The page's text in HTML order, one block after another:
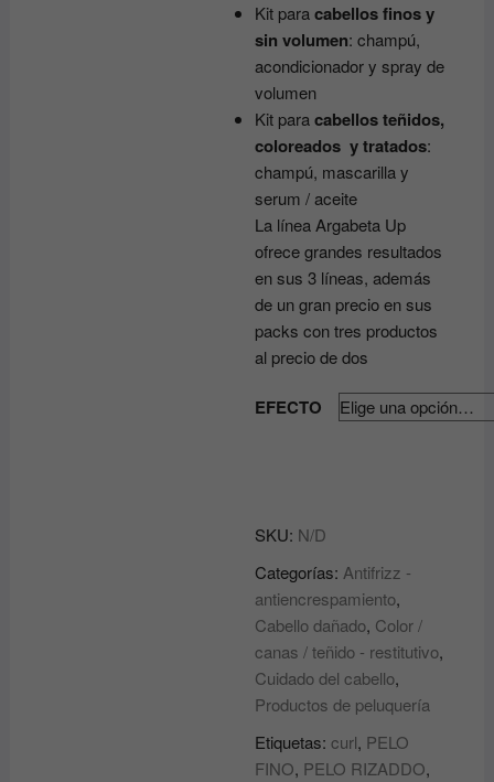
Kit paracabellos finos y
sin volumen: champú,
acondicionador y spray de
volumen
Kit paracabellos teñidos,
coloreados y tratados:
champú, mascarilla y
serum / aceite
La línea Argabeta Up
ofrece grandes resultados
en sus 3 líneas, además
de un gran precio en sus
packs con tres productos
al precio de dos
EFECTO
SKU: N/D
Categorías: Antifrizz -
antiencrespamiento,
Cabello dañado, Color /
canas / teñido - restitutivo,
Cuidado del cabello,
Productos de peluquería
Etiquetas:curl, PELO
FINO, PELO RIZADDO,